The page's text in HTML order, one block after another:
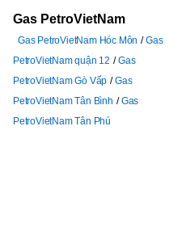
Gas PetroVietNam
Gas PetroVietNam Hóc Môn
Gas
PetroVietNam quận 12
Gas
PetroVietNam Gò Vấp
Gas
PetroVietNam Tân Bình
Gas
PetroVietNam Tân Phú